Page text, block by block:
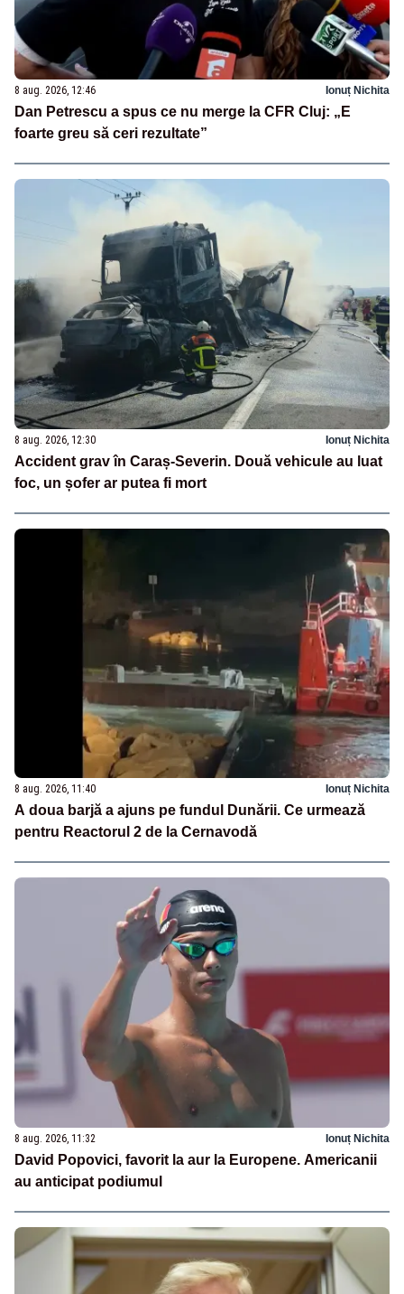
8 aug. 2026, 12:46 Ionuț Nichita
Dan Petrescu a spus ce nu merge la CFR Cluj: „E
foarte greu să ceri rezultate”
8 aug. 2026, 12:30 Ionuț Nichita
Accident grav în Caraș-Severin. Două vehicule au luat
foc, un șofer ar putea fi mort
8 aug. 2026, 11:40 Ionuț Nichita
A doua barjă a ajuns pe fundul Dunării. Ce urmează
pentru Reactorul 2 de la Cernavodă
8 aug. 2026, 11:32 Ionuț Nichita
David Popovici, favorit la aur la Europene. Americanii
au anticipat podiumul